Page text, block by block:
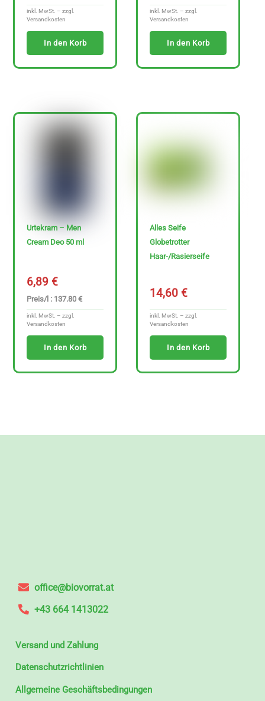
9
inkl. MwSt. – zzgl.
Versandkosten
In den Korb
inkl. MwSt. – zzgl.
Versandkosten
In den Korb
Urtekram – Men
Cream Deo 50 ml
6,89€
Preis/l : 137.80 €
inkl. MwSt. – zzgl.
Versandkosten
In den Korb
Alles Seife
Globetrotter
Haar-/Rasierseife
14,60€
inkl. MwSt. – zzgl.
Versandkosten
In den Korb
office@biovorrat.at
+43 664 1413022
Versand und Zahlung
Datenschutzrichtlinien
Allgemeine Geschäftsbedingungen